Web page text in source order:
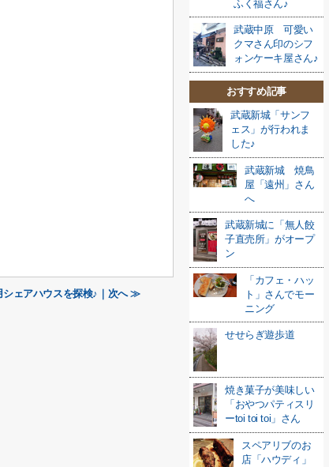
シェアハウスを探検♪｜次へ ≫
ふく福さん♪
武蔵中原 可愛い
クマさん印のシフ
ォンケーキ屋さん♪
おすすめ記事
武蔵新城「サンフ
ェス」が行われま
した♪
武蔵新城 焼鳥
屋「遠州」さん
へ
武蔵新城に「無人餃
子直売所」がオープ
ン
「カフェ・ハッ
ト」さんでモー
ニング
せせらぎ遊歩道
焼き菓子が美味しい
「おやつパティスリ
ーtoi toi toi」さん
スペアリブのお
店「ハウディ」